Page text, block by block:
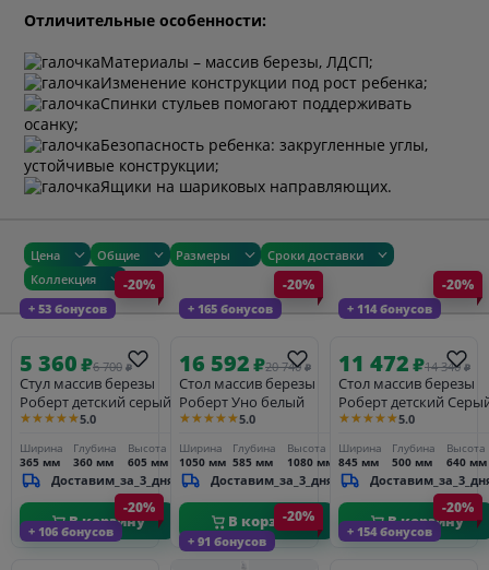
Отличительные особенности:
Материалы – массив березы, ЛДСП;
Изменение конструкции под рост ребенка;
Спинки стульев помогают поддерживать
осанку;
Безопасность ребенка: закругленные углы,
устойчивые конструкции;
Ящики на шариковых направляющих.
Цена Общие Размеры
Сроки доставки
Коллекция
+ 53 бонусов
-20%
5 360₽6 700 ₽
Стул массив березы
Роберт детский серый
★★★★★5.0
Ширина
365 мм
Глубина
360 мм
Высота
605 мм
Доставим_за_3_дня
В корзину
+ 165 бонусов
-20%
16 592₽20 740 ₽
Стол массив березы
Роберт Уно белый
★★★★★5.0
Ширина
1050 мм
Глубина
585 мм
Высота
1080 мм
Доставим_за_3_дня
В корзину
+ 114 бонусов
-20%
11 472₽14 340 ₽
Стол массив березы
Роберт детский
★★★★★5.0
Ширина
845 мм
Глубина
500 мм
Высота
640 мм
В корзину
+ 106 бонусов
-20%
+ 91 бонусов
-20%
+ 154 бонусов
-20%